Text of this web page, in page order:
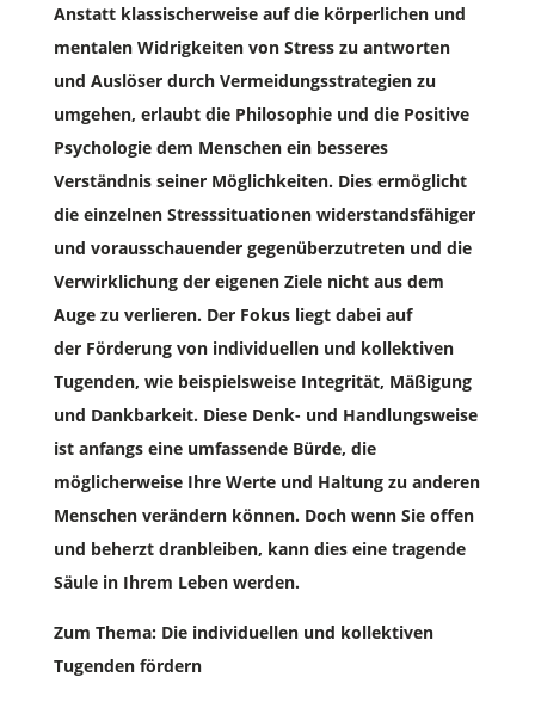
Anstatt klassischerweise auf die körperlichen und
mentalen Widrigkeiten von Stress zu antworten
und Auslöser durch Vermeidungsstrategien zu
umgehen, erlaubt die Philosophie und die Positive
Psychologie dem Menschen ein besseres
Verständnis seiner Möglichkeiten. Dies ermöglicht
die einzelnen Stresssituationen widerstandsfähiger
und vorausschauender gegenüberzutreten und die
Verwirklichung der eigenen Ziele nicht aus dem
Auge zu verlieren. Der Fokus liegt dabei auf
der Förderung von individuellen und kollektiven
Tugenden, wie beispielsweise Integrität, Mäßigung
und Dankbarkeit. Diese Denk- und Handlungsweise
ist anfangs eine umfassende Bürde, die
möglicherweise Ihre Werte und Haltung zu anderen
Menschen verändern können. Doch wenn Sie offen
und beherzt dranbleiben, kann dies eine tragende
Säule in Ihrem Leben werden.
Zum Thema: Die individuellen und kollektiven
Tugenden fördern